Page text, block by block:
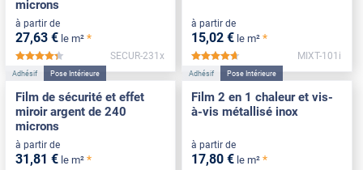
microns
à partir de
27,63 € le m² *
*****
SECUR-231x
à partir de
15,02 € le m² *
*****
MIXT-101i
Adhésif Pose Intérieure
Film de sécurité et effet
miroir argent de 240
microns
à partir de
31,81 € le m² *
Adhésif Pose Intérieure
Film 2 en 1 chaleur et vis-
à-vis métallisé inox
à partir de
17,80 € le m² *